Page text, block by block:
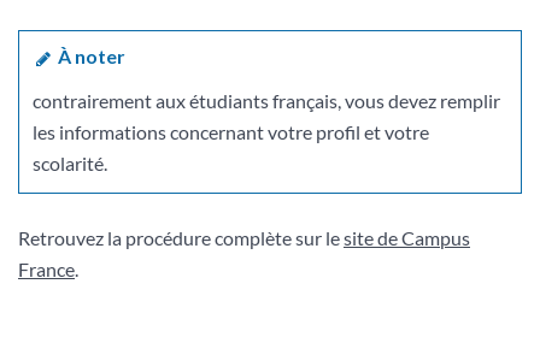
À noter
contrairement aux étudiants français, vous devez remplir
les informations concernant votre profil et votre
scolarité.
Retrouvez la procédure complète sur lesite de Campus
France.